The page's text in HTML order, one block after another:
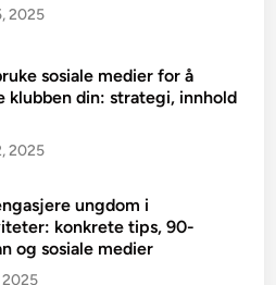
2025
sosiale medier for å
klubben din: strategi, innhold
2025
ungdom i
konkrete tips, 90-
og sosiale medier